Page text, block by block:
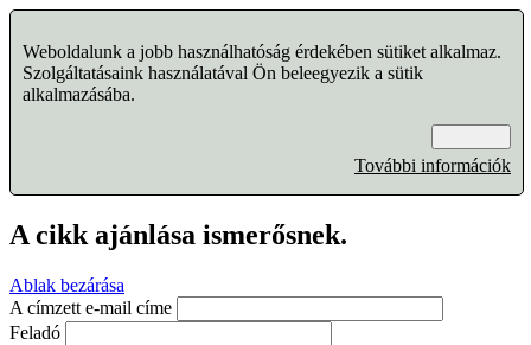
Weboldalunk a jobb használhatóság érdekében sütiket alkalmaz.
Szolgáltatásaink használatával Ön beleegyezik a sütik
alkalmazásába.
További információk
A cikk ajánlása ismerősnek.
Ablak bezárása
A címzett e-mail címe
Feladó